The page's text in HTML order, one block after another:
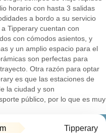
horario con hasta 3 salidas
a bordo a su servicio
Tipperary cuentan con
con cómodos asientos, y
y un amplio espacio para el
son perfectas para
Otra razón para optar
es que las estaciones de
la ciudad y son
público, por lo que es muy
Tipperary